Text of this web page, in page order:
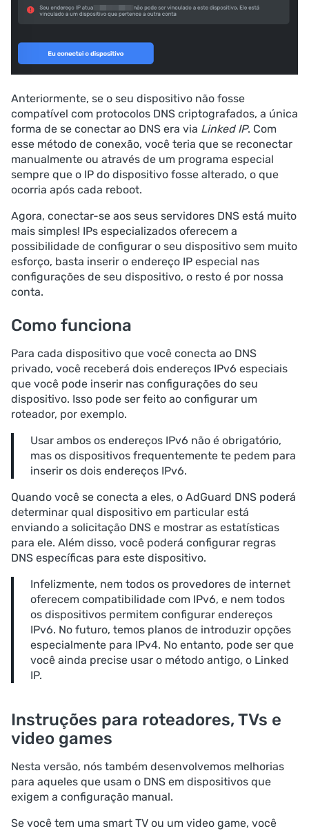
Anteriormente, se o seu dispositivo não fosse
compatível com protocolos DNS criptografados, a única
forma de se conectar ao DNS era via Linked IP. Com
esse método de conexão, você teria que se reconectar
manualmente ou através de um programa especial
sempre que o IP do dispositivo fosse alterado, o que
ocorria após cada reboot.
Agora, conectar-se aos seus servidores DNS está muito
mais simples! IPs especializados oferecem a
possibilidade de configurar o seu dispositivo sem muito
esforço, basta inserir o endereço IP especial nas
configurações de seu dispositivo, o resto é por nossa
conta.
Como funciona
Para cada dispositivo que você conecta ao DNS
privado, você receberá dois endereços IPv6 especiais
que você pode inserir nas configurações do seu
dispositivo. Isso pode ser feito ao configurar um
roteador, por exemplo.
Usar ambos os endereços IPv6 não é obrigatório,
mas os dispositivos frequentemente te pedem para
inserir os dois endereços IPv6.
Quando você se conecta a eles, o AdGuard DNS poderá
determinar qual dispositivo em particular está
enviando a solicitação DNS e mostrar as estatísticas
para ele. Além disso, você poderá configurar regras
DNS específicas para este dispositivo.
Infelizmente, nem todos os provedores de internet
oferecem compatibilidade com IPv6, e nem todos
os dispositivos permitem configurar endereços
IPv6. No futuro, temos planos de introduzir opções
especialmente para IPv4. No entanto, pode ser que
você ainda precise usar o método antigo, o Linked
IP.
Instruções para roteadores, TVs e
video games
Nesta versão, nós também desenvolvemos melhorias
para aqueles que usam o DNS em dispositivos que
exigem a configuração manual.
Se você tem uma smart TV ou um video game, você